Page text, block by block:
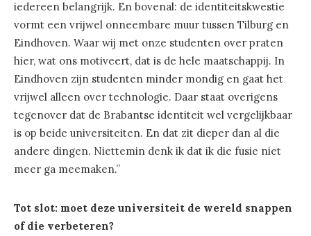
iedereen belangrijk. En bovenal: de identiteitskwestie
vormt een vrijwel onneembare muur tussen Tilburg en
Eindhoven. Waar wij met onze studenten over praten
hier, wat ons motiveert, dat is de hele maatschappij. In
Eindhoven zijn studenten minder mondig en gaat het
vrijwel alleen over technologie. Daar staat overigens
tegenover dat de Brabantse identiteit wel vergelijkbaar
is op beide universiteiten. En dat zit dieper dan al die
andere dingen. Niettemin denk ik dat ik die fusie niet
meer ga meemaken.”
Tot slot: moet deze universiteit de wereld snappen
of die verbeteren?